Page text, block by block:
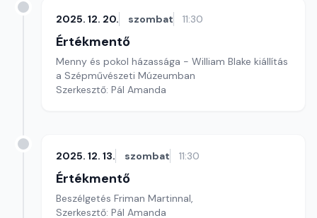
2025. 12. 20. szombat 11:30
Értékmentő
Menny és pokol házassága - William Blake kiállítás
a Szépművészeti Múzeumban
Szerkesztő: Pál Amanda
2025. 12. 13. szombat 11:30
Értékmentő
Beszélgetés Friman Martinnal,
Szerkesztő: Pál Amanda